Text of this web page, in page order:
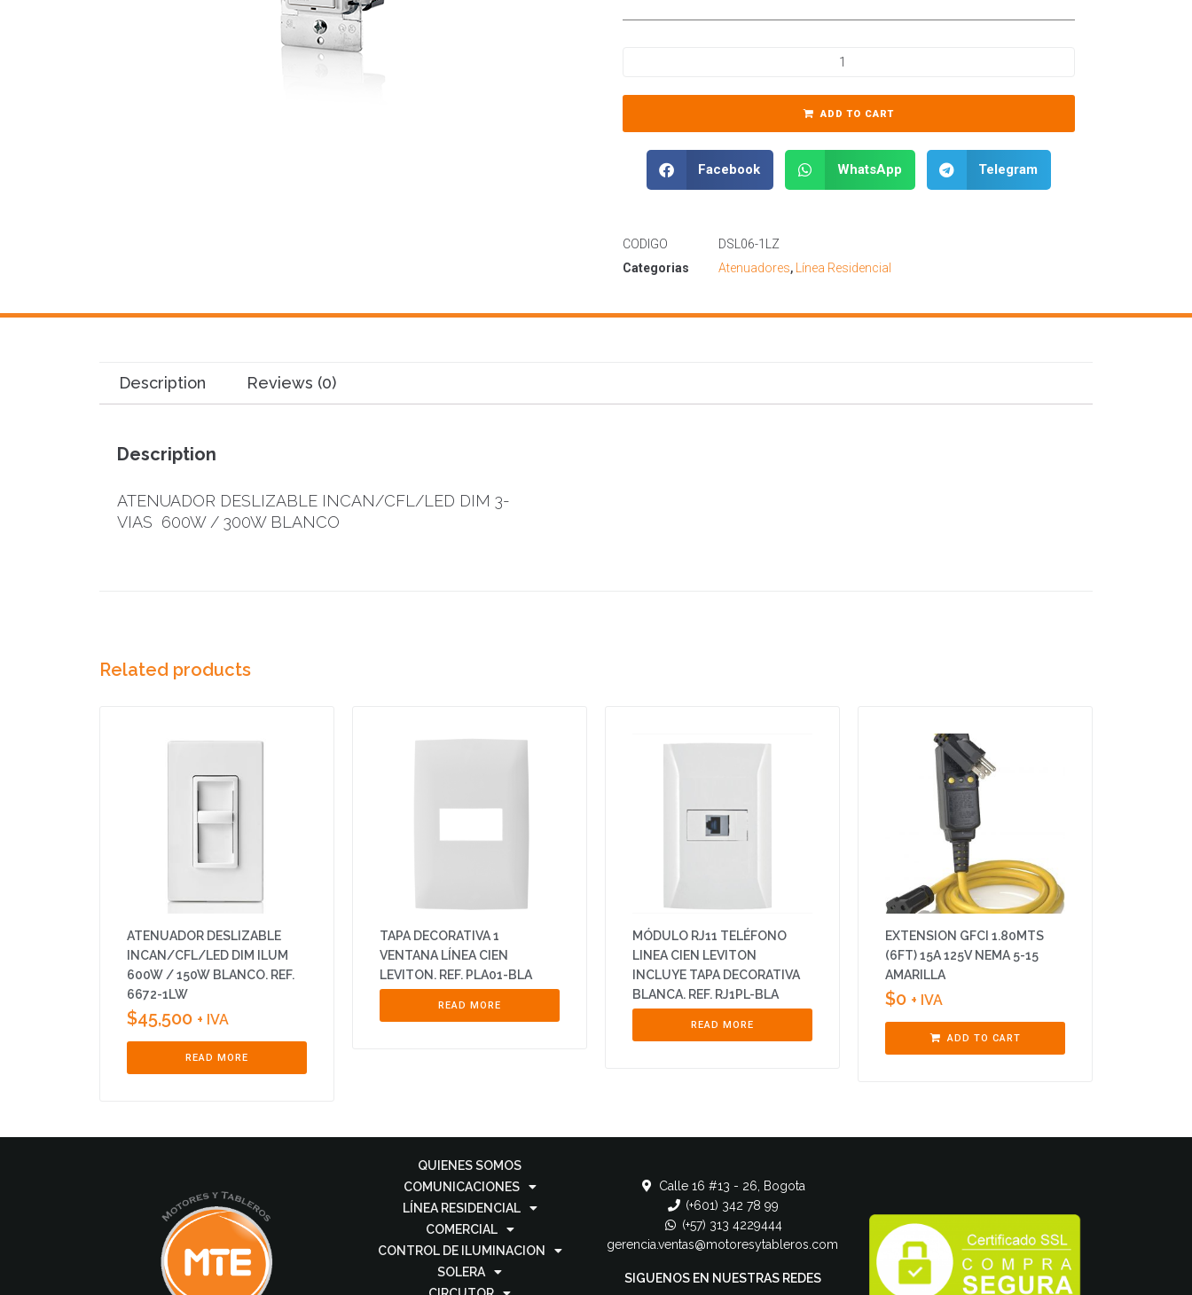
ADD TO CART
Facebook WhatsApp Telegram
CODIGO
DSL06-1LZ
Categorias
Atenuadores, Línea Residencial
Description Reviews (0)
Description
ATENUADOR DESLIZABLE INCAN/CFL/LED DIM 3-
VIAS 600W / 300W BLANCO
Related products
ATENUADOR DESLIZABLE
INCAN/CFL/LED DIM ILUM
600W / 150W BLANCO. REF.
6672-1LW
$45,500 + IVA
READ MORE
TAPA DECORATIVA 1
VENTANA LÍNEA CIEN
LEVITON. REF. PLA01-BLA
READ MORE
MÓDULO RJ11 TELÉFONO
LINEA CIEN LEVITON
INCLUYE TAPA DECORATIVA
BLANCA. REF. RJ1PL-BLA
READ MORE
EXTENSION GFCI 1.80MTS
(6FT) 15A 125V NEMA 5-15
AMARILLA
$0 + IVA
ADD TO CART
QUIENES SOMOS
COMUNICACIONES
LÍNEA RESIDENCIAL
COMERCIAL
CONTROL DE ILUMINACION
SOLERA
Calle 16 #13 - 26, Bogota
(+601) 342 78 99
(+57) 313 4229444
gerencia.ventas@motoresytableros.com
SIGUENOS EN NUESTRAS REDES